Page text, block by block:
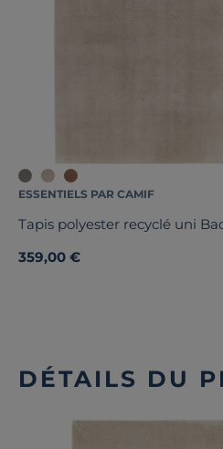
ESSENTIELS PAR CAMIF
Tapis polyester recyclé uni
359,00 €
DÉTAILS DU